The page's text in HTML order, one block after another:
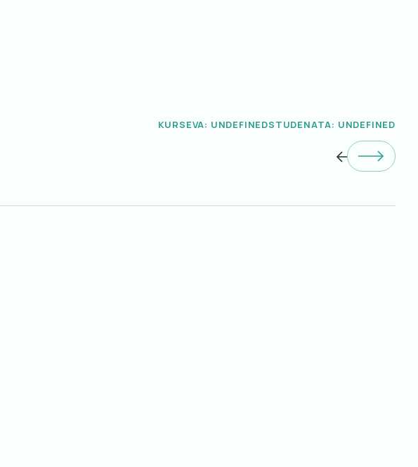
KURSEVA: UNDEFINEDSTUDENATA: UNDEFINED